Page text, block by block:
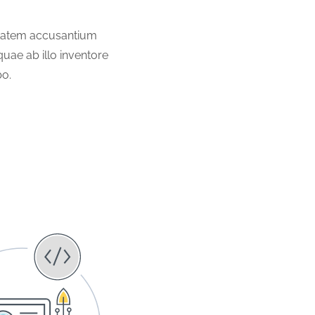
accusantium
ab illo inventore